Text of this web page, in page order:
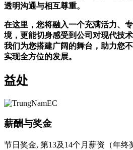
透明沟通与相互尊重。
在这里，您将融入一个充满活力、
境，更能切身感受到公司对现代技
我们为您搭建广阔的舞台，助力您
实现全方位的发展。
益处
薪酬与奖金
节日奖金, 第13及14个月薪资（年终